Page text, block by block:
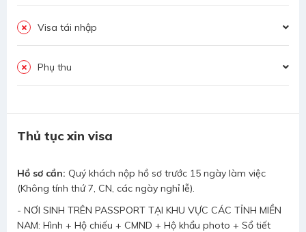
Visa tái nhập
Phụ thu
Thủ tục xin visa
Hồ sơ cần: Quý khách nộp hồ sơ trước 15 ngày làm việc
(Không tính thứ 7, CN, các ngày nghỉ lễ).
- NƠI SINH TRÊN PASSPORT TẠI KHU VỰC CÁC TỈNH MIỀN
NAM: Hình + Hộ chiếu + CMND + Hộ khẩu photo + Sổ tiết